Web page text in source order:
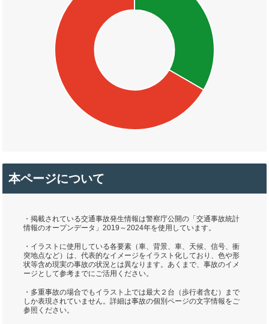
本ページについて
・掲載されている交通事故発生情報は警察庁公開の「交通事故統計
情報のオープンデータ」2019～2024年を使用しています。
・イラストに使用している各要素（車、背景、車、天候、信号、衝
突地点など）は、代表的なイメージをイラスト化しており、色や形
状等含め現実の事故の状況とは異なります。あくまで、事故のイメ
ージとして参考までにご活用ください。
・多重事故の場合でもイラスト上では最大２台（歩行者含む）まで
しか表現されていません。詳細は事故の個別ページの文字情報をご
参照ください。